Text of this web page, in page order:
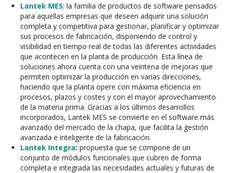
Lantek MES: la familia de productos de software pensados
para aquellas empresas que deseen adquirir una solución
completa y competitiva para gestionar, planificar y optimizar
sus procesos de fabricación, disponiendo de control y
visibilidad en tiempo real de todas las diferentes actividades
que acontecen en la planta de producción. Esta línea de
soluciones ahora cuenta con una veintena de mejoras que
permiten optimizar la producción en varias direcciones,
haciendo que la planta opere con máxima eficiencia en
procesos, plazos y costes y con el mayor aprovechamiento
de la materia prima. Gracias a los últimos desarrollos
incorporados, Lantek MES se convierte en el software más
avanzado del mercado de la chapa, que facilita la gestión
avanzada e inteligente de la fabricación.
Lantek Integra: propuesta que se compone de un
conjunto de módulos funcionales que cubren de forma
completa e integrada las necesidades actuales y futuras de